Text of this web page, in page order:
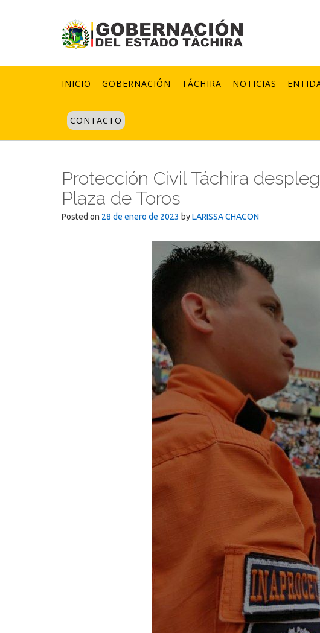
INICIO GOBERNACIÓN TÁCHIRA NOTICIAS
CONTACTO
Protección Civil Táchira
Plaza de Toros
Posted on 28 de enero de 2023 byLARISSA CHACON